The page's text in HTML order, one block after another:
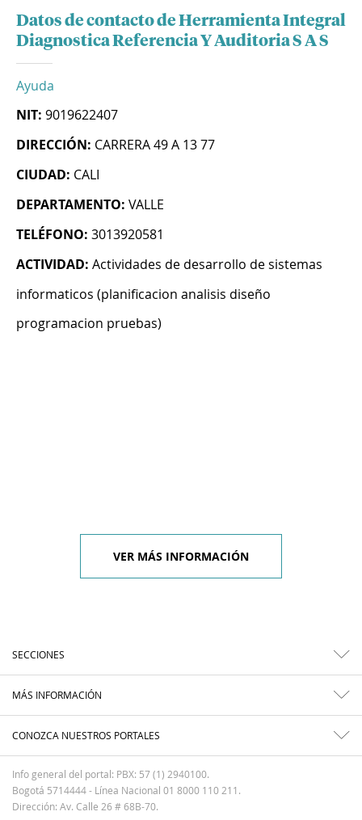
Datos de contacto de Herramienta Integral
Diagnostica Referencia Y Auditoria S A S
Ayuda
NIT: 9019622407
DIRECCIÓN: CARRERA 49 A 13 77
CIUDAD: CALI
DEPARTAMENTO: VALLE
TELÉFONO: 3013920581
ACTIVIDAD: Actividades de desarrollo de sistemas
informaticos (planificacion analisis diseño
programacion pruebas)
VER MÁS INFORMACIÓN
SECCIONES
MÁS INFORMACIÓN
CONOZCA NUESTROS PORTALES
Info general del portal: PBX: 57 (1) 2940100.
Bogotá 5714444 - Línea Nacional 01 8000 110 211.
Dirección: Av. Calle 26 # 68B-70.